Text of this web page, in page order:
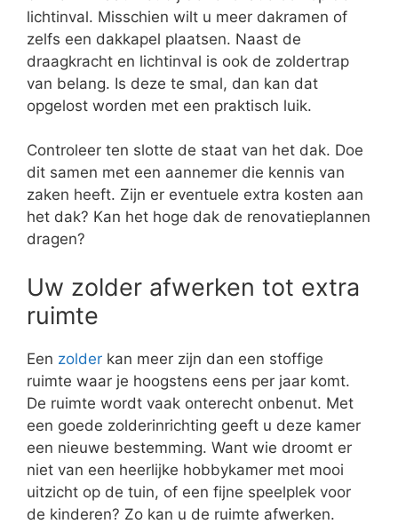
lichtinval. Misschien wilt u meer dakramen of
zelfs een dakkapel plaatsen. Naast de
draagkracht en lichtinval is ook de zoldertrap
van belang. Is deze te smal, dan kan dat
opgelost worden met een praktisch luik.
Controleer ten slotte de staat van het dak. Doe
dit samen met een aannemer die kennis van
zaken heeft. Zijn er eventuele extra kosten aan
het dak? Kan het hoge dak de renovatieplannen
dragen?
Uw zolder afwerken tot extra
ruimte
Een zolder kan meer zijn dan een stoffige
ruimte waar je hoogstens eens per jaar komt.
De ruimte wordt vaak onterecht onbenut. Met
een goede zolderinrichting geeft u deze kamer
een nieuwe bestemming. Want wie droomt er
niet van een heerlijke hobbykamer met mooi
uitzicht op de tuin, of een fijne speelplek voor
de kinderen? Zo kan u de ruimte afwerken.